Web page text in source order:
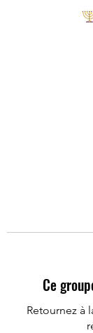
Ce
Retournez à